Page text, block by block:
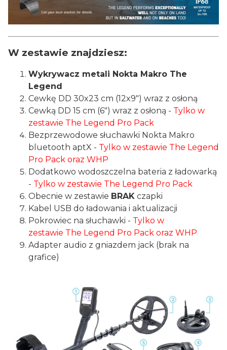
W zestawie znajdziesz:
Wykrywacz metali Nokta Makro The
Legend
Cewkę DD 30x23 cm (12x9") wraz z osłoną
Cewką DD 15 cm (6") wraz z osłoną - Tylko w
zestawie The Legend Pro Pack
Bezprzewodowe słuchawki Nokta Makro
bluetooth aptX - Tylko w zestawie The Legend
Pro Pack oraz WHP
Dodatkowo wodoszczelna bateria z ładowarką
- Tylko w zestawie The Legend Pro Pack
Obecnie w zestawie BRAK czapki
Kabel USB do ładowania i aktualizacji
Pokrowiec na słuchawki - Tylko w
zestawie The Legend Pro Pack oraz WHP
Adapter audio z gniazdem jack (brak na
grafice)